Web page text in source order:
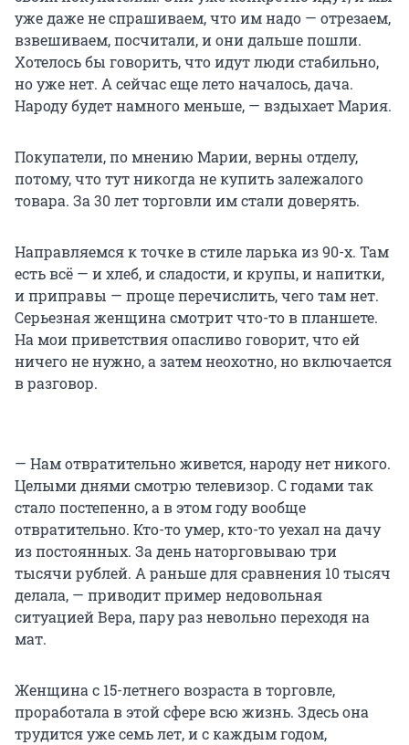
уже даже не спрашиваем, что им надо — отрезаем,
взвешиваем, посчитали, и они дальше пошли.
Хотелось бы говорить, что идут люди стабильно,
но уже нет. А сейчас еще лето началось, дача.
Народу будет намного меньше, — вздыхает Мария.
Покупатели, по мнению Марии, верны отделу,
потому, что тут никогда не купить залежалого
товара. За 30 лет торговли им стали доверять.
Направляемся к точке в стиле ларька из 90-х. Там
есть всё — и хлеб, и сладости, и крупы, и напитки,
и приправы — проще перечислить, чего там нет.
Серьезная женщина смотрит что-то в планшете.
На мои приветствия опасливо говорит, что ей
ничего не нужно, а затем неохотно, но включается
в разговор.
— Нам отвратительно живется, народу нет никого.
Целыми днями смотрю телевизор. С годами так
стало постепенно, а в этом году вообще
отвратительно. Кто-то умер, кто-то уехал на дачу
из постоянных. За день наторговываю три
тысячи рублей. А раньше для сравнения 10 тысяч
делала, — приводит пример недовольная
ситуацией Вера, пару раз невольно переходя на
мат.
Женщина с 15-летнего возраста в торговле,
проработала в этой сфере всю жизнь. Здесь она
трудится уже семь лет, и с каждым годом,